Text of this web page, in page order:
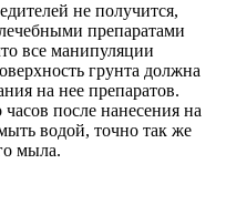
не получится,
препаратами
все манипуляции
грунта должна
на нее препаратов.
после нанесения на
водой, точно так же
мыла.